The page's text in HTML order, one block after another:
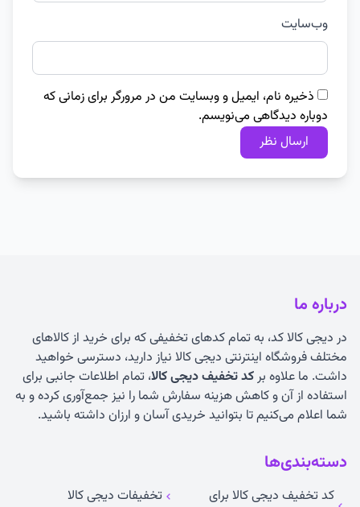
وب‌سایت
ذخیره نام، ایمیل و وبسایت من در مرورگر برای زمانی که
دوباره دیدگاهی می‌نویسم.
درباره ما
در دیجی کالا کد، به تمام کدهای تخفیفی که برای خرید از کالاهای
مختلف فروشگاه اینترنتی دیجی کالا نیاز دارید، دسترسی خواهید
داشت. ما علاوه برکد تخفیف دیجی کالا، تمام اطلاعات جانبی برای
استفاده از آن و کاهش هزینه سفارش شما را نیز جمع‌آوری کرده و به
شما اعلام می‌کنیم تا بتوانید خریدی آسان و ارزان داشته باشید.
دسته‌بندی‌ها
کد تخفیف دیجی کالا برای
تخفیفات دیجی کالا